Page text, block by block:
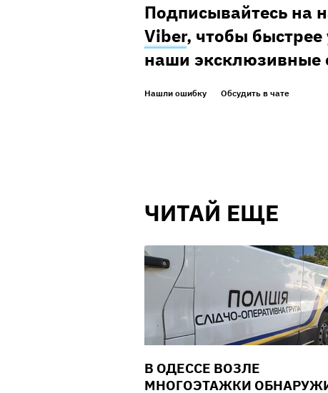
Подписывайтесь на
Viber, чтобы быстрее
наши эксклюзивные
Нашли ошибку Обсудить в чате
ЧИТАЙ ЕЩЕ
В ОДЕССЕ ВОЗЛЕ
МНОГОЭТАЖКИ